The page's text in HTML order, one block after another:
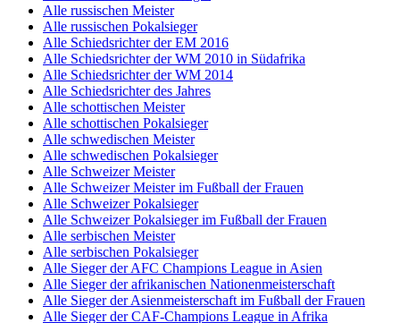
Alle russischen Meister
Alle russischen Pokalsieger
Alle Schiedsrichter der EM 2016
Alle Schiedsrichter der WM 2010 in Südafrika
Alle Schiedsrichter der WM 2014
Alle Schiedsrichter des Jahres
Alle schottischen Meister
Alle schottischen Pokalsieger
Alle schwedischen Meister
Alle schwedischen Pokalsieger
Alle Schweizer Meister
Alle Schweizer Meister im Fußball der Frauen
Alle Schweizer Pokalsieger
Alle Schweizer Pokalsieger im Fußball der Frauen
Alle serbischen Meister
Alle serbischen Pokalsieger
Alle Sieger der AFC Champions League in Asien
Alle Sieger der afrikanischen Nationenmeisterschaft
Alle Sieger der Asienmeisterschaft im Fußball der Frauen
Alle Sieger der CAF-Champions League in Afrika